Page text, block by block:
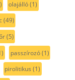
olajálló(1)
(49)
(5)
passzírozó(1)
pirolitikus (1)